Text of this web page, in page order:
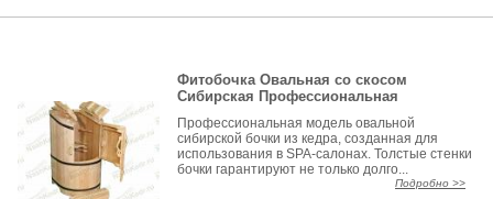
Фитобочка Овальная со скосом
Сибирская Профессиональная
Профессиональная модель овальной
сибирской бочки из кедра, созданная для
использования в SPA-салонах. Толстые стенки
бочки гарантируют не только долго...
Подробно >>